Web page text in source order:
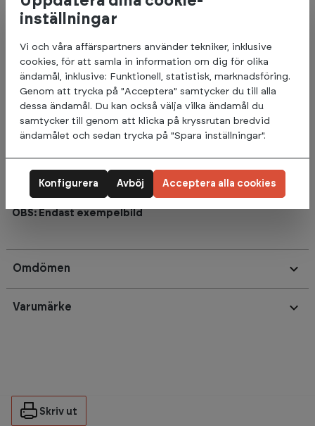
Finns i flera olika kg-varianter:
12 kg
15 kg
20 kg
25 kg
30 kg
35 kg
40 kg
50 kg
Priset anges för 1 st Slam ball.
OBS: Endast exempelbild
Omdömen
Varumärke
Skriv ut
inställningar
Vi och våra affärspartners använder tekniker, inklusive
cookies, för att samla in information om dig för olika
ändamål, inklusive: Funktionell, statistisk, marknadsföring.
Genom att trycka på "Acceptera" samtycker du till alla
dessa ändamål. Du kan också välja vilka ändamål du
samtycker till genom att klicka på kryssrutan bredvid
ändamålet och sedan trycka på "Spara inställningar".
Avböj
Konfigurera Acceptera alla cookies